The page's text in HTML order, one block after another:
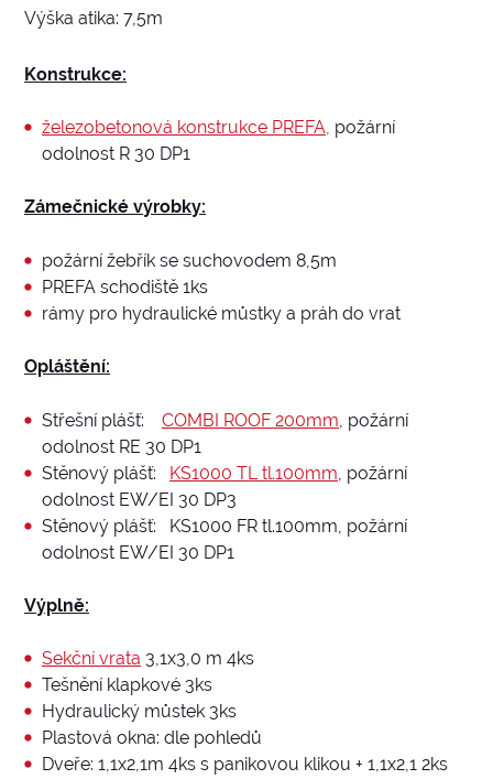
Výška atika: 7,5m
Konstrukce:
železobetonová konstrukce PREFA, požární
odolnost R 30 DP1
Zámečnické výrobky:
požární žebřík se suchovodem 8,5m
PREFA schodiště 1ks
rámy pro hydraulické můstky a práh do vrat
Opláštění:
Střešní plášť: COMBI ROOF 200mm , požární
odolnost RE 30 DP1
Stěnový plášť: KS1000 TL tl.100mm , požární
odolnost EW/EI 30 DP3
Stěnový plášť: KS1000 FR tl.100mm, požární
odolnost EW/EI 30 DP1
Výplně:
Sekční vrata 3,1x3,0 m 4ks
Tešnění klapkové 3ks
Hydraulický můstek 3ks
Plastová okna: dle pohledů
Dveře: 1,1x2,1m 4ks s panikovou klikou + 1,1x2,1 2ks